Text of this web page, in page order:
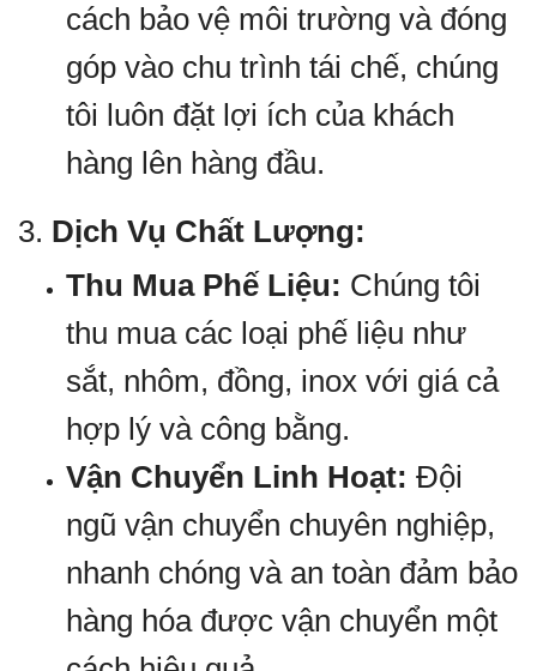
cách bảo vệ môi trường và đóng
góp vào chu trình tái chế, chúng
tôi luôn đặt lợi ích của khách
hàng lên hàng đầu.
3. Dịch Vụ Chất Lượng:
Thu Mua Phế Liệu: Chúng tôi
thu mua các loại phế liệu như
sắt, nhôm, đồng, inox với giá cả
hợp lý và công bằng.
Vận Chuyển Linh Hoạt: Đội
ngũ vận chuyển chuyên nghiệp,
nhanh chóng và an toàn đảm bảo
hàng hóa được vận chuyển một